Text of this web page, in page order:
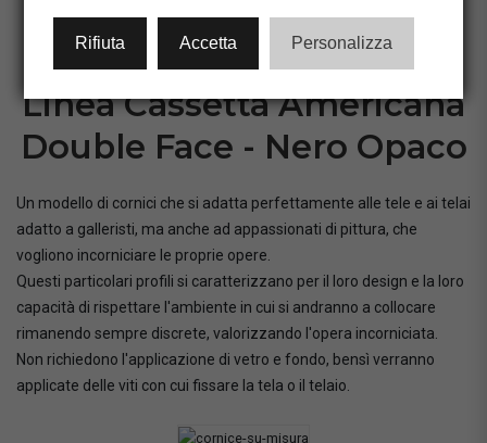
Linea Cassetta Americana
Double Face - Nero Opaco
Un modello di cornici che si adatta perfettamente alle tele e ai telai
adatto a galleristi, ma anche ad appassionati di pittura, che
vogliono incorniciare le proprie opere.
Questi particolari profili si caratterizzano per il loro design e la loro
capacità di rispettare l'ambiente in cui si andranno a collocare
rimanendo sempre discrete, valorizzando l'opera incorniciata.
Non richiedono l'applicazione di vetro e fondo, bensì verranno
applicate delle viti con cui fissare la tela o il telaio.
Rifiuta Accetta Personalizza